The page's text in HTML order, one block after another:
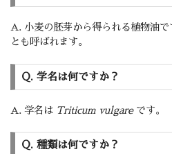
A. 小麦の胚芽から得られる植物油
とも呼ばれます。
Q. 学名は何ですか？
A. 学名は Triticum vulgareです。
Q. 種類は何ですか？